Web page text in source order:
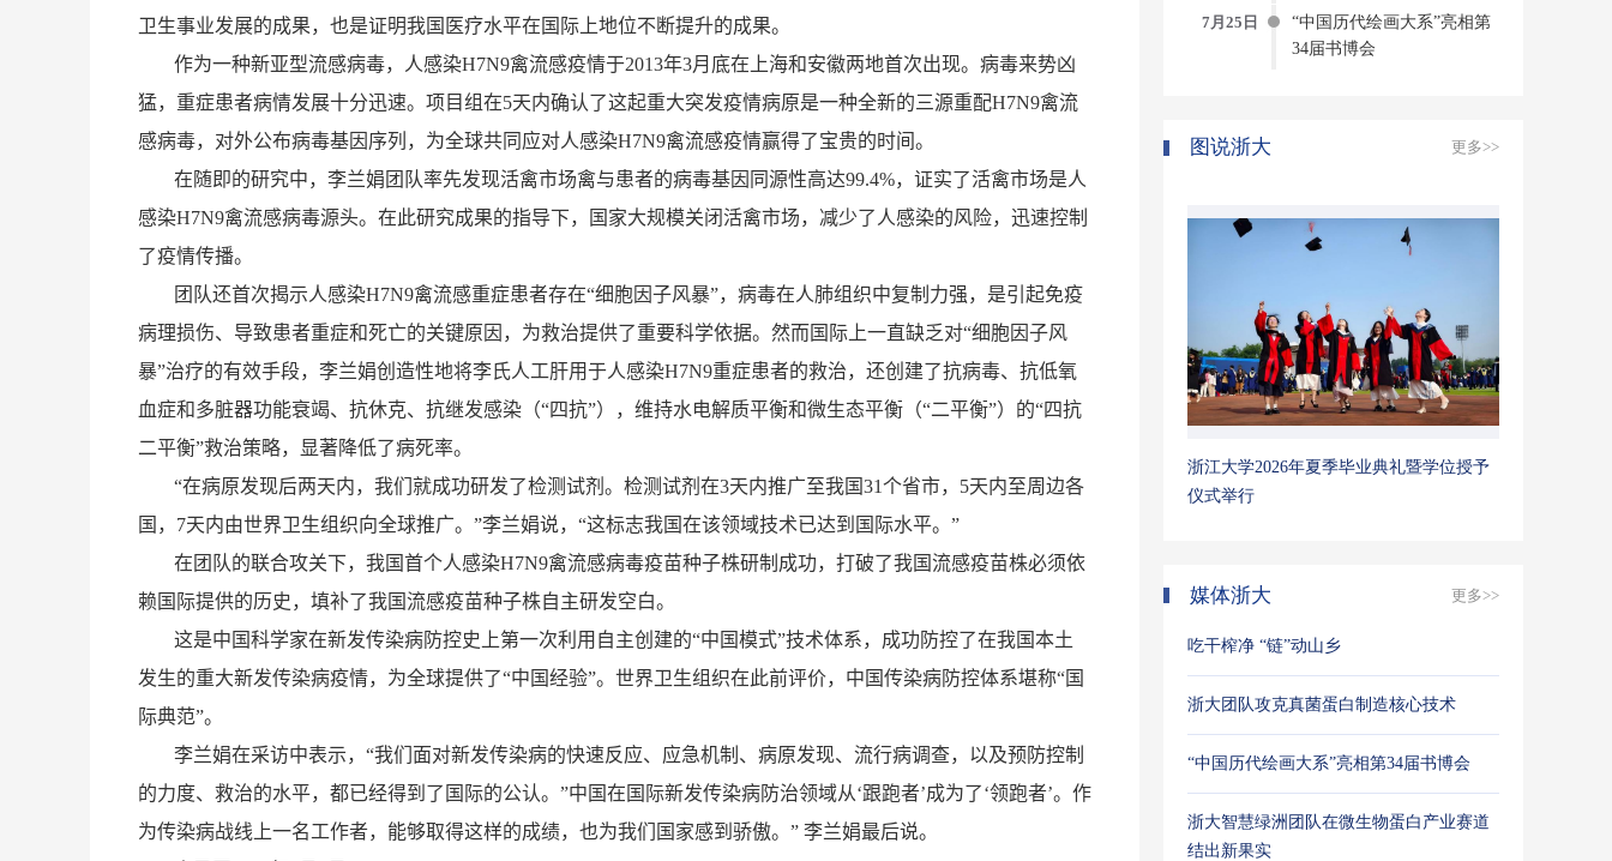
卫生事业发展的成果，也是证明我国医疗水平在国际上地位不断提升的成果。
作为一种新亚型流感病毒，人感染H7N9禽流感疫情于2013年3月底在上海和安徽两地首次出现。病毒来势凶
猛，重症患者病情发展十分迅速。项目组在5天内确认了这起重大突发疫情病原是一种全新的三源重配H7N9禽流
感病毒，对外公布病毒基因序列，为全球共同应对人感染H7N9禽流感疫情赢得了宝贵的时间。
在随即的研究中，李兰娟团队率先发现活禽市场禽与患者的病毒基因同源性高达99.4%，证实了活禽市场是人
感染H7N9禽流感病毒源头。在此研究成果的指导下，国家大规模关闭活禽市场，减少了人感染的风险，迅速控制
了疫情传播。
团队还首次揭示人感染H7N9禽流感重症患者存在“细胞因子风暴”，病毒在人肺组织中复制力强，是引起免疫
病理损伤、导致患者重症和死亡的关键原因，为救治提供了重要科学依据。然而国际上一直缺乏对“细胞因子风
暴”治疗的有效手段，李兰娟创造性地将李氏人工肝用于人感染H7N9重症患者的救治，还创建了抗病毒、抗低氧
血症和多脏器功能衰竭、抗休克、抗继发感染（“四抗”），维持水电解质平衡和微生态平衡（“二平衡”）的“四抗
二平衡”救治策略，显著降低了病死率。
“在病原发现后两天内，我们就成功研发了检测试剂。检测试剂在3天内推广至我国31个省市， 5天内至周边各
国， 7天内由世界卫生组织向全球推广。”李兰娟说，“这标志我国在该领域技术已达到国际水平。”
在团队的联合攻关下，我国首个人感染H7N9禽流感病毒疫苗种子株研制成功，打破了我国流感疫苗株必须依
赖国际提供的历史，填补了我国流感疫苗种子株自主研发空白。
这是中国科学家在新发传染病防控史上第一次利用自主创建的“中国模式”技术体系，成功防控了在我国本土
发生的重大新发传染病疫情，为全球提供了“中国经验”。世界卫生组织在此前评价，中国传染病防控体系堪称“国
际典范”。
李兰娟在采访中表示，“我们面对新发传染病的快速反应、应急机制、病原发现、流行病调查，以及预防控制
的力度、救治的水平，都已经得到了国际的公认。”中国在国际新发传染病防治领域从‘跟跑者’成为了‘领跑者’。作
为传染病战线上一名工作者，能够取得这样的成绩，也为我们国家感到骄傲。” 李兰娟最后说。
7月25日
“中国历代绘画大系”亮相第
34届书博会
图说浙大 更多>>
浙江大学2026年夏季毕业典礼暨学位授予
仪式举行
媒体浙大 更多>>
吃干榨净 “链”动山乡
浙大团队攻克真菌蛋白制造核心技术
“中国历代绘画大系”亮相第34届书博会
浙大智慧绿洲团队在微生物蛋白产业赛道
结出新果实